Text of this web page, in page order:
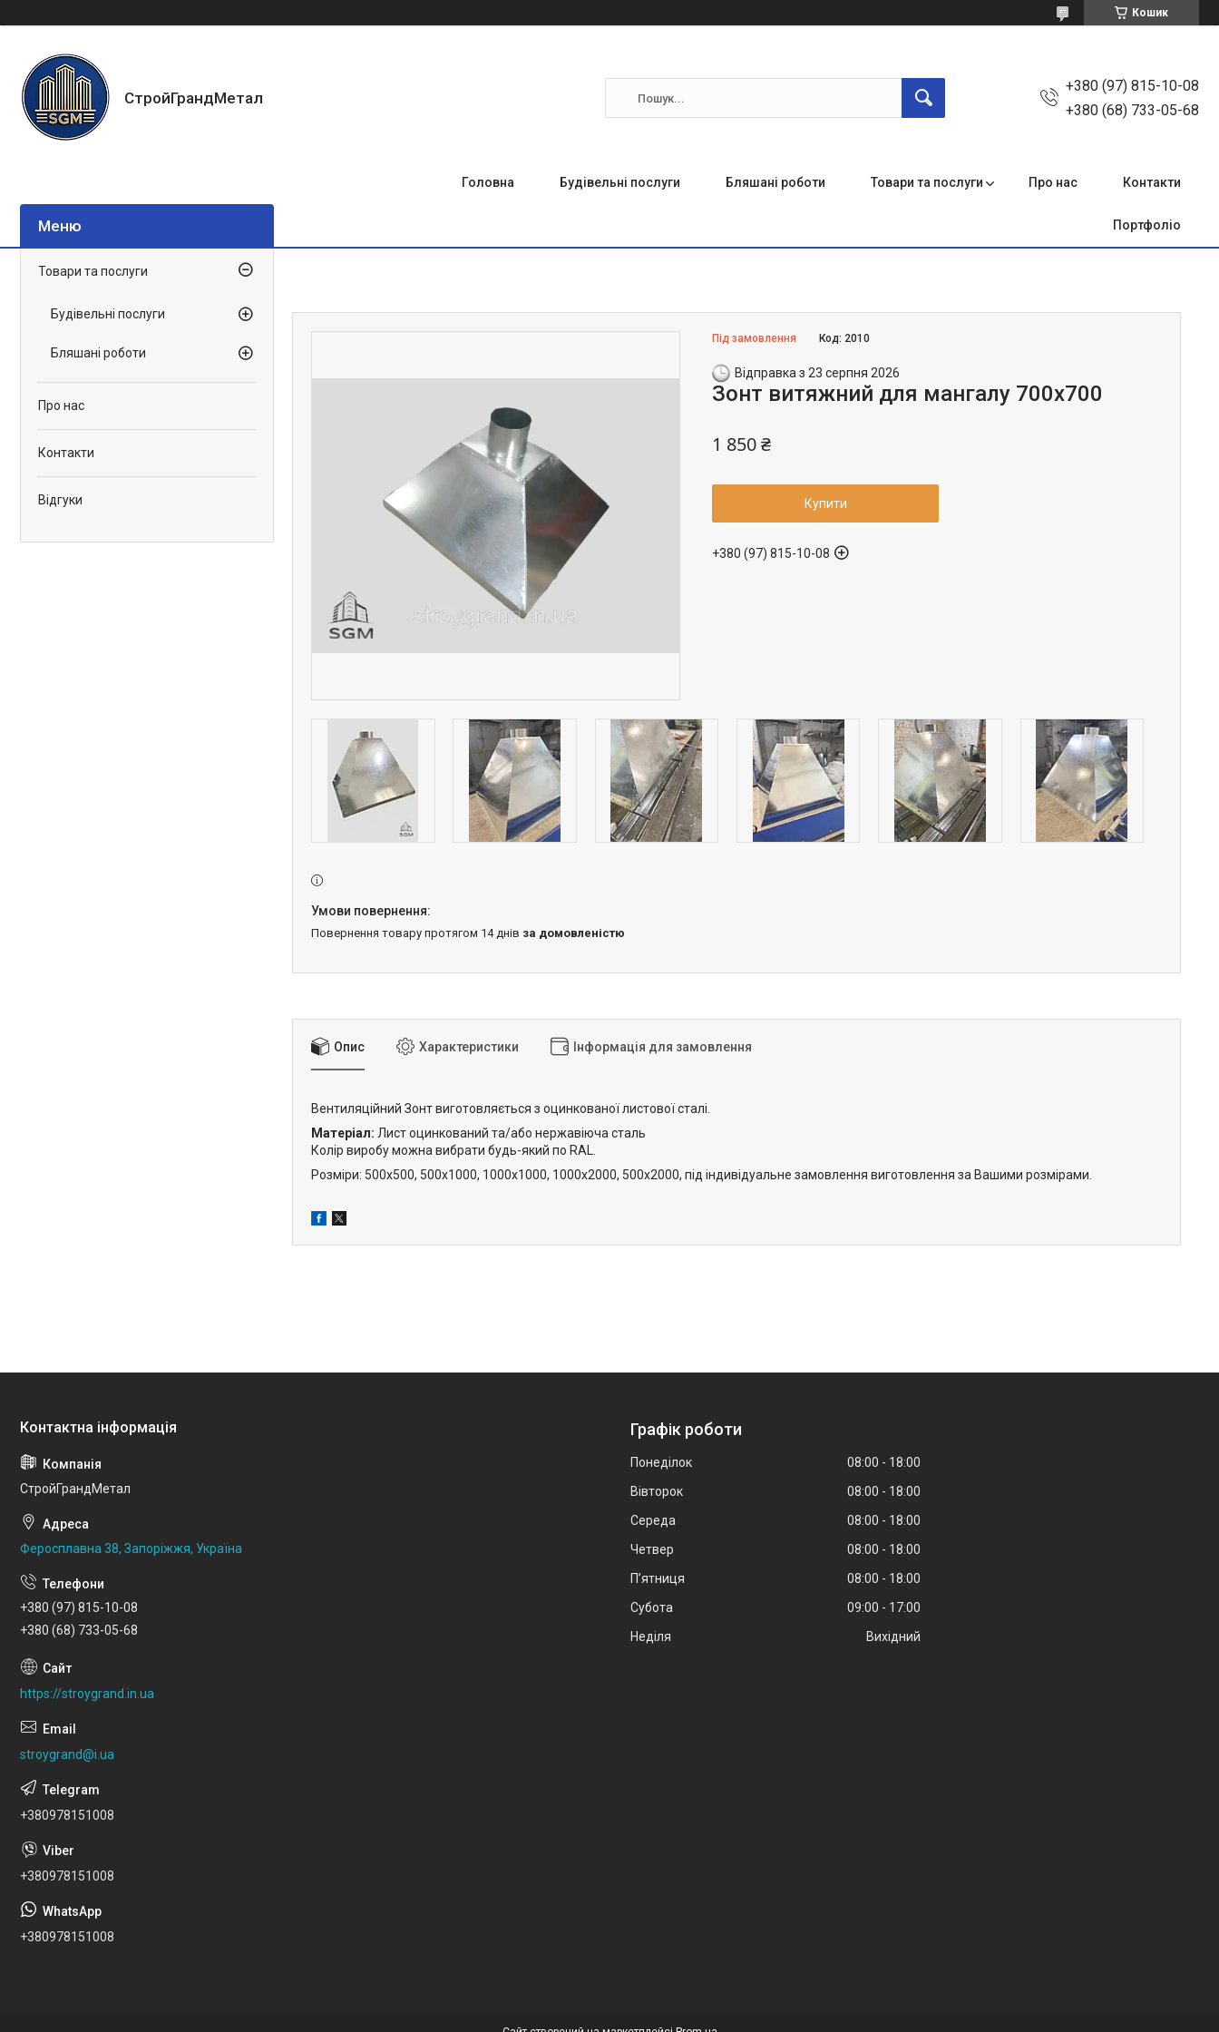
Кошик
СтройГрандМетал
+380 (97) 815-10-08
+380 (68) 733-05-68
Головна Будівельні послуги Бляшані роботи Товари та послуги Про нас Контакти
Портфоліо
Під замовлення Код: 2010
Відправка з 23 серпня 2026
Зонт витяжний для мангалу 700х700
1 850 ₴
Купити
+380 (97) 815-10-08
повернення товару протягом 14 днів за домовленістю
Опис Характеристики Інформація для замовлення
Вентиляційний Зонт виготовляється з оцинкованої листової сталі.
Матеріал: Лист оцинкований та/або нержавіюча сталь
Колір виробу можна вибрати будь-який по RAL.
Розміри: 500х500, 500х1000, 1000х1000, 1000х2000, 500х2000, під індивідуальне замовлення виготовлення за Вашими розмірами.
Товари та послуги
Будівельні послуги
Бляшані роботи
Про нас
Контакти
Відгуки
СтройГрандМетал
Феросплавна 38, Запоріжжя, Україна
+380 (97) 815-10-08
+380 (68) 733-05-68
https://stroygrand.in.ua
stroygrand@i.ua
+380978151008
+380978151008
+380978151008
Графік роботи
Понеділок 08:00
18:00
Вівторок
08:00
18:00
Середа
08:00
18:00
Четвер
08:00
18:00
Пʼятниця
08:00
18:00
Субота
09:00
17:00
Неділя
Вихідний